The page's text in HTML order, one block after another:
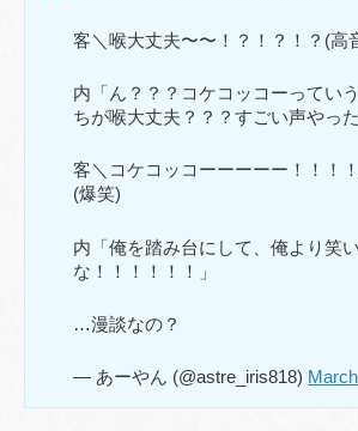
客＼喉大丈夫〜〜！？！？！？(高
内「ん？？？コケコッコーってい
ちが喉大丈夫？？？すごい声やっ
客＼コケコッコーーーーー！！！
(爆笑)
内「俺を踏み台にして、俺より笑
な！！！！！！」
…漫談なの？
— あーやん (@astre_iris818)